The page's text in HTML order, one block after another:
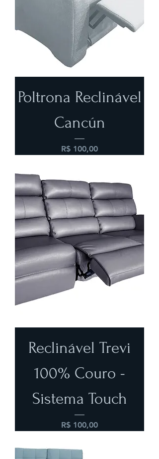
Poltrona Reclinável
Cancún
Preço
R$ 100,00
Reclinável Trevi
100% Couro -
Sistema Touch
Preço
R$ 100,00